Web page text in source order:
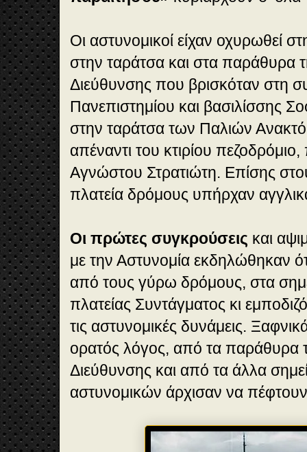
Οι αστυνομικοί είχαν οχυρωθεί
στην ταράτσα και στα παράθυρα
Διεύθυνσης που βρισκόταν στη
Πανεπιστημίου και βασιλίσσης
στην ταράτσα των Παλιών
απέναντι του κτιρίου
Αγνώστου Στρατιώτη. Επίσης
πλατεία δρόμους υπήρχαν
Οι πρώτες συγκρούσεις και
με την Αστυνομία εκδηλώθηκαν
από τους γύρω δρόμους, στα
πλατείας Συντάγματος κι
τις αστυνομικές δυνάμεις.
ορατός λόγος, από τα παράθυρα
Διεύθυνσης και από τα άλλα
αστυνομικών άρχισαν να